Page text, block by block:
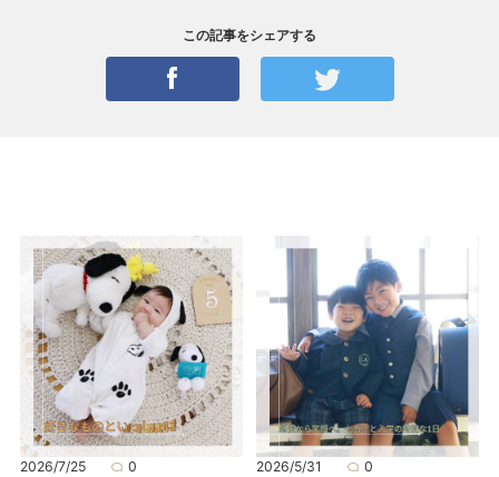
この記事をシェアする
2026/7/25 0 2026/5/31 0